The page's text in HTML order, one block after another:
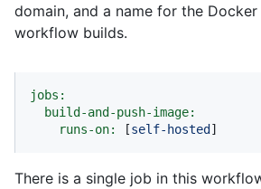
domain, and a name for the
workflow builds.
jobs:
build-and-push-image:
runs-on:
[self-hosted ]
There is a single job in this